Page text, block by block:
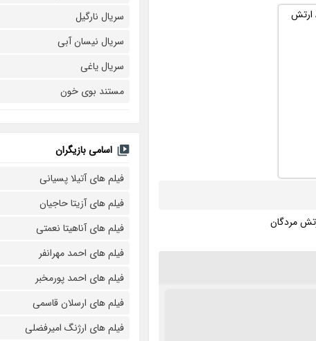
سریال نارگیل
سریال نیسان آبی
سریال یاغی
مستند بوی خون
اسامی بازیگران
فیلم های آتیلا پسیانی
فیلم های آزیتا حاجیان
فیلم های آناهیتا نعمتی
فیلم های احمد مهرانفر
فیلم های احمد پورمخبر
فیلم های ارسلان قاسمی
فیلم های ارژنگ امیرفضلی